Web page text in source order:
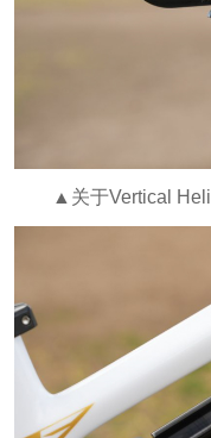
▲关于Vertical